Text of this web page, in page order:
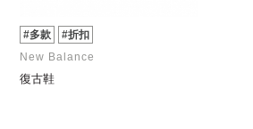
#多款
#折扣
New Balance
復古鞋